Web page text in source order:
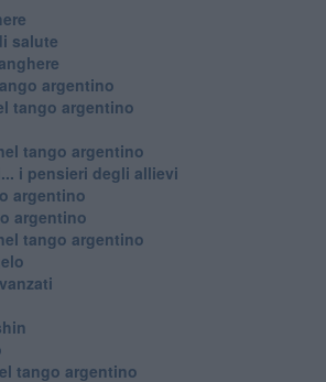
salute
argentino
tango argentino
tango argentino
i pensieri degli allievi
argentino
argentino
tango argentino
tango argentino